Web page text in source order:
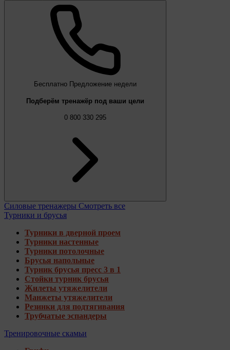
Бесплатно Предложение недели
Подберём тренажёр под ваши цели
0 800 330 295
Силовые тренажеры Смотреть все
Турники и брусья
Турники в дверной проем
Турники настенные
Турники потолочные
Брусья напольные
Турник брусья пресс 3 в 1
Стойки турник брусья
Жилеты утяжелители
Манжеты утяжелители
Резинки для подтягивания
Трубчатые эспандеры
Тренировочные скамьи